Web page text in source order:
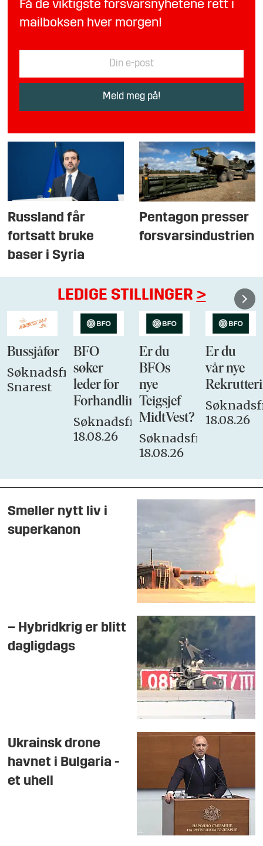
Få de viktigste forsvarsnyhetene rett i
mailboksen hver morgen!
Russland får
fortsatt bruke
baser i Syria
Pentagon presser
forsvarsindustrien
LEDIGE STILLINGER >
Bussjåfør
Søknadsfrist:
Snarest
BFO
søker
leder for
Forhandlingsutvalget
Søknadsfrist:
18.08.26
Er du
BFOs
nye
Teigsjef
MidtVest?
Søknadsfrist:
18.08.26
Er du
vår nye
18.08.26
Smeller nytt liv i
superkanon
– Hybridkrig er blitt
dagligdags
Ukrainsk drone
havnet i Bulgaria -
et uhell